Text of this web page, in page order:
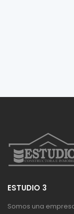
ESTUDIO 3
Somos una empresa